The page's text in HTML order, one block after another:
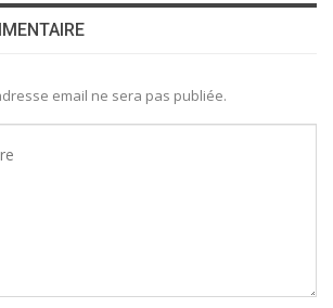
email ne sera pas publiée.